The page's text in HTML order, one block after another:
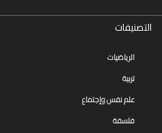
فكرة
التصنيفات
الرياضيات
تربية
علم نفس وإجتماع
فلسفة